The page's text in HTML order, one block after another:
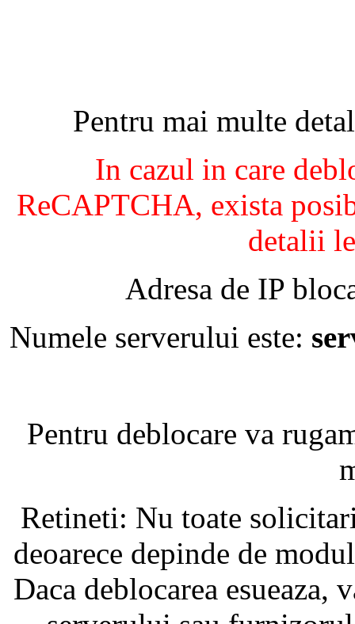
Pentru mai multe
In cazul in care
ReCAPTCHA, exista
detalii
Adresa de IP
Numele serverului este:
Pentru deblocare va
Retineti: Nu toate
deoarece depinde de
Daca deblocarea